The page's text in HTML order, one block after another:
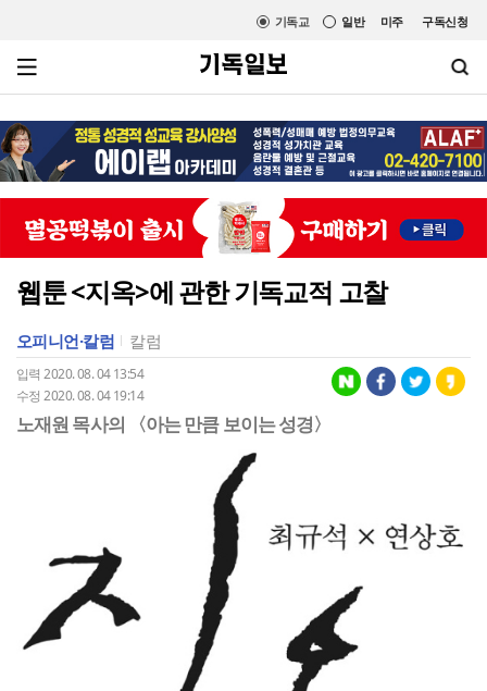
미주 구독신청
일반
기독교
웹툰 <지옥>에 관한 기독교적 고찰
오피니언·칼럼 칼럼
입력 2020. 08. 04 13:54
수정 2020. 08. 04 19:14
노재원 목사의 〈아는 만큼 보이는 성경〉